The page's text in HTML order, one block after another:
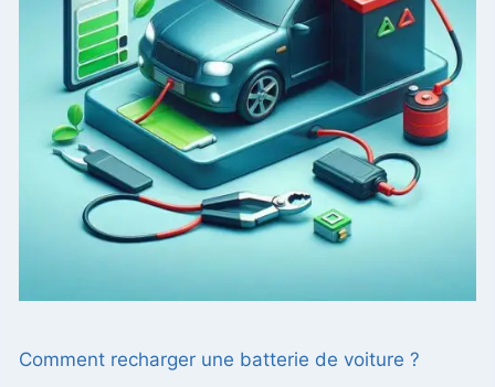
Comment recharger une batterie de voiture ?